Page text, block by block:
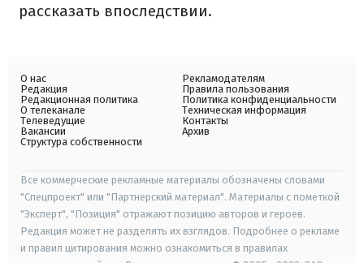
рассказать впоследствии.
О нас
Редакция
Редакционная политика
О телеканале
Телеведущие
Вакансии
Структура собственности
Рекламодателям
Правила пользования
Политика конфиденциальности
Техническая информация
Контакты
Архив
Все коммерческие рекламные материалы обозначены словами
"Спецпроект" или "Партнерский материал". Материалы с пометкой
"Эксперт", "Позиция" отражают позицию авторов и героев.
Редакция может не разделять их взглядов. Подробнее о рекламе
и правил цитирования можно ознакомиться в правилах